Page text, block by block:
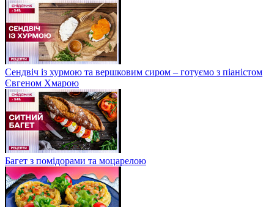
Сендвіч із хурмою та вершковим сиром – готуємо з піаністом
Євгеном Хмарою
Багет з помідорами та моцарелою